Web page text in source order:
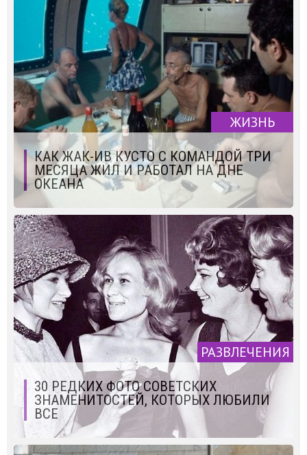
ЖИЗНЬ
КАК ЖАК-ИВ КУСТО С КОМАНДОЙ ТРИ
МЕСЯЦА ЖИЛ И РАБОТАЛ НА ДНЕ
ОКЕАНА
РАЗВЛЕЧЕНИЯ
30 РЕДКИХ ФОТО СОВЕТСКИХ
ЗНАМЕНИТОСТЕЙ, КОТОРЫХ ЛЮБИЛИ
ВСЕ